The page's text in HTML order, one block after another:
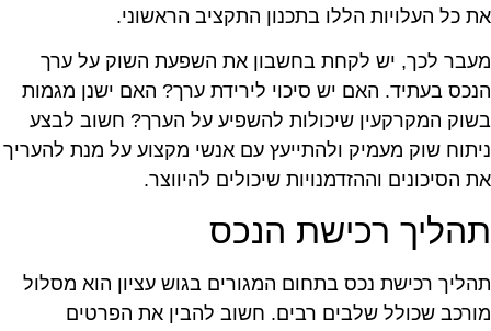
כל העלויות הללו בתכנון התקציב הראשוני.
לכך, יש לקחת בחשבון את השפעת השוק על ערך
בעתיד. האם יש סיכוי לירידת ערך? האם ישנן מגמות
המקרקעין שיכולות להשפיע על הערך? חשוב לבצע
שוק מעמיק ולהתייעץ עם אנשי מקצוע על מנת להעריך
הסיכונים וההזדמנויות שיכולים להיווצר.
רכישת הנכס
רכישת נכס בתחום המגורים בגוש עציון הוא מסלול
שכולל שלבים רבים. חשוב להבין את הפרטים